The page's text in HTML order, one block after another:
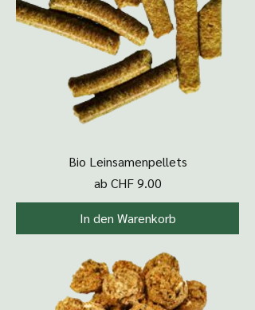
Bio Leinsamenpellets
ab CHF 9.00
Sale-Preis
In den Warenkorb